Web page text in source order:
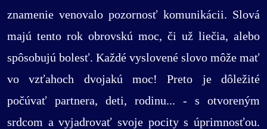
znamenie venovalo pozornosť komunikácii. Slová
majú tento rok obrovskú moc, či už liečia, alebo
spôsobujú bolesť. Každé vyslovené slovo môže mať
vo vzťahoch dvojakú moc! Preto je dôležité
počúvať partnera, deti, rodinu... - s otvoreným
srdcom a vyjadrovať svoje pocity s úprimnosťou.